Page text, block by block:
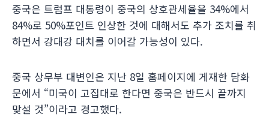
중국은 트럼프 대통령이 중국의 상호관세율을 34%에서
84%로 50%포인트 인상한 것에 대해서도 추가 조치를 취
하면서 강대강 대치를 이어갈 가능성이 있다.
중국 상무부 대변인은 지난 8일 홈페이지에 게재한 담화
문에서 “미국이 고집대로 한다면 중국은 반드시 끝까지
맞설 것”이라고 경고했다.